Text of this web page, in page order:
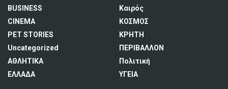
BUSINESS
CINEMA
PET STORIES
Uncategorized
ΑΘΛΗΤΙΚΑ
ΕΛΛΑΔΑ
Καιρός
ΚΟΣΜΟΣ
ΚΡΗΤΗ
ΠΕΡΙΒΑΛΛΟΝ
Πολιτική
ΥΓΕΙΑ